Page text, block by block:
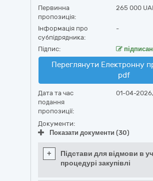
Первинна
пропозиція:
265 000
Інформація про
субпідрядника:
-
Підпис:
Переглянути Електронну
pdf
Дата та час
подання
пропозиції:
01-04-
Документи:
Показати документи (30)
+
Підстави для відмови в
процедурі закупівлі